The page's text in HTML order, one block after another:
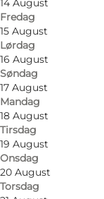
14 August
Fredag
15 August
Lørdag
16 August
Søndag
17 August
Mandag
18 August
Tirsdag
19 August
Onsdag
20 August
Torsdag